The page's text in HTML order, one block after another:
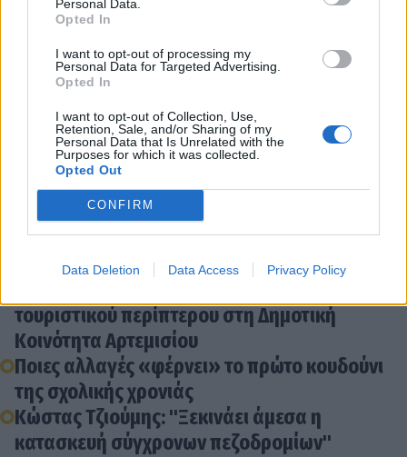
Personal Data.
Opted In
I want to opt-out of processing my
Personal Data for Targeted Advertising.
Opted In
I want to opt-out of Collection, Use,
Retention, Sale, and/or Sharing of my
Personal Data that Is Unrelated with the
Purposes for which it was collected.
Opted Out
CONFIRM
Data Deletion Data Access Privacy Policy
Διάβασε σχετικά
"Στο επίκεντρο σημαντικών αθλητικών
γεγονότων ο Δήμος Τρίπολης" (photos)
Έλατα για τον χριστουγεννιάτικο διάκοσμο
αναζητεί ο δήμος Τρίπολης
Ο Δήμος Τρίπολης διαχρονικά στο πλευρό των
μαθητών και των εκπαιδευτικών που
επενδύουν στη γνώση
τουριστικού περίπτερου στη Δημοτική
Κοινότητα Αρτεμισίου
Ποιες αλλαγές «φέρνει» το πρώτο κουδούνι
της σχολικής χρονιάς
Κώστας Τζιούμης: "Ξεκινάει άμεσα η
κατασκευή σύγχρονων πεζοδρομίων"